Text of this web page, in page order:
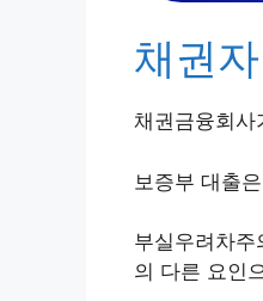
채권
채권금융회사
보증부 대출
부실우려차
의 다른 요인